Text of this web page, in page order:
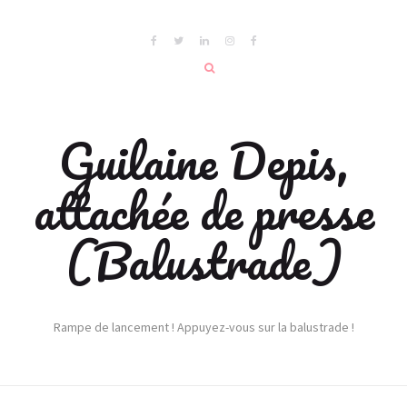
Guilaine Depis,
attachée de presse
(Balustrade)
Rampe de lancement ! Appuyez-vous sur la balustrade !